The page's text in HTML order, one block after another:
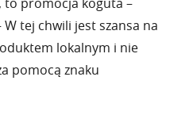
tej chwili jest szansa na
lokalnym i nie
pomocą znaku